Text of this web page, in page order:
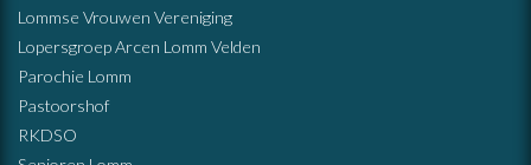
Lommse Vrouwen Vereniging
Lopersgroep Arcen Lomm Velden
Parochie Lomm
Pastoorshof
RKDSO